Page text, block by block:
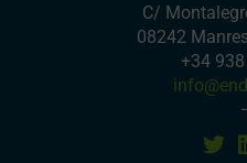
C/
08242
+34